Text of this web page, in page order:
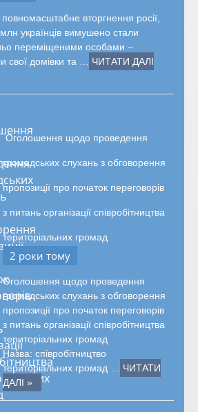
вторгнення росії,
українців вимушено стали
переміщеними особами –
свої домівки та …
ЧИТАТИ ДАЛІ
Оголошення щодо проведення
громадських слухань з обговорення
пропозиції про початок переговорів
з питань організації співробітництва
територіальних громад
2 роки тому
Оголошення щодо проведення
громадських слухань з обговорення
пропозиції про початок переговорів
з питань організації співробітництва
територіальних громад
Назва: співробітництво
територіальних громад …
ЧИТАТИ
ДАЛІ »